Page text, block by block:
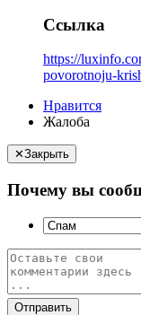
Ссылка
https://
povorotnoju-
Нравится
Жалоба
✕Закрыть
Почему вы
Отправить